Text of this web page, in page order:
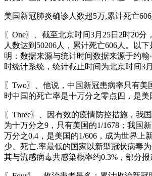
美国新冠肺炎确诊人数超5万,累计死亡606
〖One〗、截至北京时间3月25日2时20
人数达到50206人，累计死亡606人。以
明：数据来源与统计时间数据来源于约翰
时统计系统，统计截止时间为北京时间3月
〖Two〗、他说，中国新冠患病率只有美
时中国的死亡率是十万分之零点四，是美
〖Three〗、因有效的疫情防控措施，我
为十万分之9，只有美国的1/1678；我国
万分之0.4，是美国的1/606，成为世界上
少、死亡.率最低的国家以新型冠状病毒
其与流感病毒共感染概率约0.3%，部分报